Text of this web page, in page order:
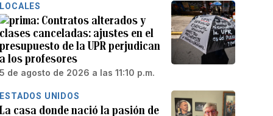
LOCALES
Contratos alterados y
clases canceladas: ajustes en el
presupuesto de la UPR perjudican
a los profesores
5 de agosto de 2026 a las 11:10 p.m.
ESTADOS UNIDOS
La casa donde nació la pasión de